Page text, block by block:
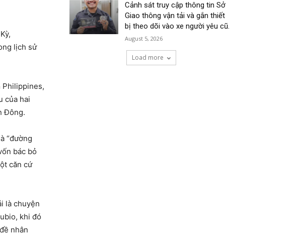
lịch sử
Philippines,
của hai
Đông.
“đường
bác bỏ
căn cứ
là chuyện
khi đó
nhân
Cảnh sát truy cập thông tin Sở
Giao thông vận tải và gắn thiết
bị theo dõi vào xe người yêu cũ.
August 5, 2026
Load more